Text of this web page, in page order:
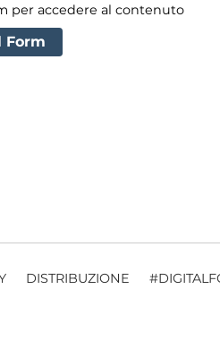
per accedere al contenuto
Form
DISTRIBUZIONE